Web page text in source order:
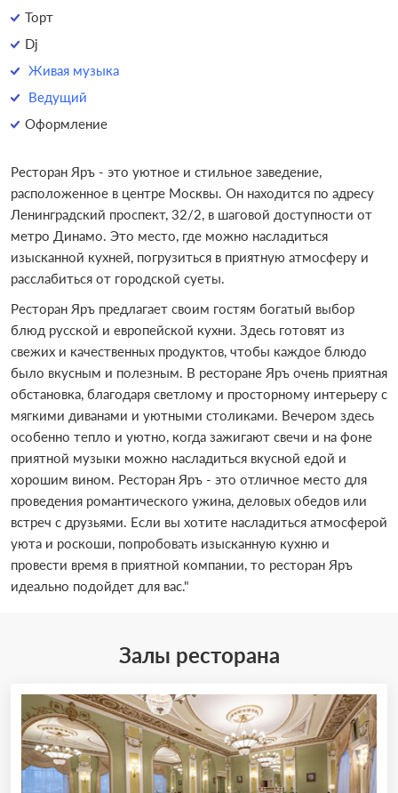
Торт
Dj
Живая музыка
Ведущий
Оформление
Ресторан Яръ - это уютное и стильное заведение,
расположенное в центре Москвы. Он находится по адресу
Ленинградский проспект, 32/2, в шаговой доступности от
метро Динамо. Это место, где можно насладиться
изысканной кухней, погрузиться в приятную атмосферу и
расслабиться от городской суеты.
Ресторан Яръ предлагает своим гостям богатый выбор
блюд русской и европейской кухни. Здесь готовят из
свежих и качественных продуктов, чтобы каждое блюдо
было вкусным и полезным. В ресторане Яръ очень приятная
обстановка, благодаря светлому и просторному интерьеру с
мягкими диванами и уютными столиками. Вечером здесь
особенно тепло и уютно, когда зажигают свечи и на фоне
приятной музыки можно насладиться вкусной едой и
хорошим вином. Ресторан Яръ - это отличное место для
проведения романтического ужина, деловых обедов или
встреч с друзьями. Если вы хотите насладиться атмосферой
уюта и роскоши, попробовать изысканную кухню и
провести время в приятной компании, то ресторан Яръ
идеально подойдет для вас."
Залы ресторана